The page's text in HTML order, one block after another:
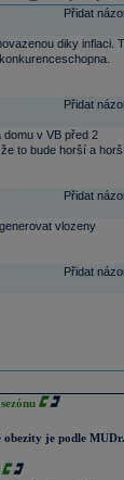
Přidat
diky inflaci.
Přidat
v VB před 2
to bude horší a
Přidat
vlozeny
Přidat
je podle MUDr.